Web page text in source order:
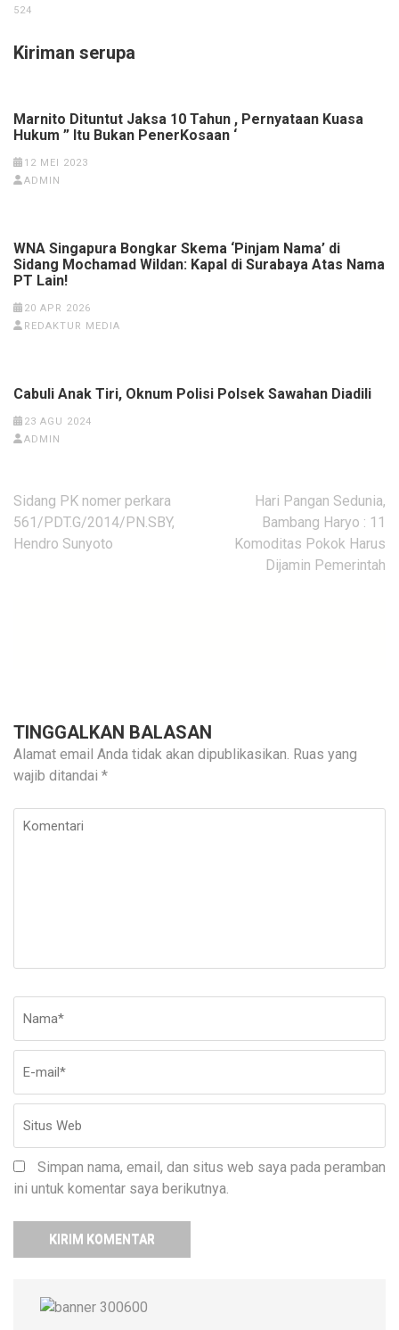
524
Kiriman serupa
Marnito Dituntut Jaksa 10 Tahun , Pernyataan Kuasa
Hukum ” Itu Bukan PenerKosaan ‘
12 MEI 2023
ADMIN
WNA Singapura Bongkar Skema ‘Pinjam Nama’ di
Sidang Mochamad Wildan: Kapal di Surabaya Atas Nama
PT Lain!
20 APR 2026
REDAKTUR MEDIA
Cabuli Anak Tiri, Oknum Polisi Polsek Sawahan Diadili
23 AGU 2024
ADMIN
Navigasi
pos
Sidang PK nomer perkara
561/PDT.G/2014/PN.SBY,
Hendro Sunyoto
Hari Pangan Sedunia,
Bambang Haryo : 11
Komoditas Pokok Harus
Dijamin Pemerintah
TINGGALKAN BALASAN
Alamat email Anda tidak akan dipublikasikan. Ruas yang
wajib ditandai *
Komentari
Simpan nama, email, dan situs web saya pada peramban
ini untuk komentar saya berikutnya.